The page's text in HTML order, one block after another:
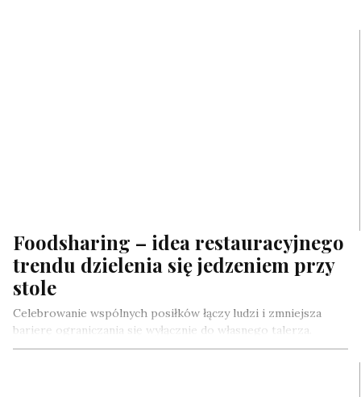
Foodsharing – idea restauracyjnego
trendu dzielenia się jedzeniem przy
stole
Celebrowanie wspólnych posiłków łączy ludzi i zmniejsza
barierę ograniczania się wyłącznie do własnego talerza.
Foodsharing to trend, który po lockdownie…